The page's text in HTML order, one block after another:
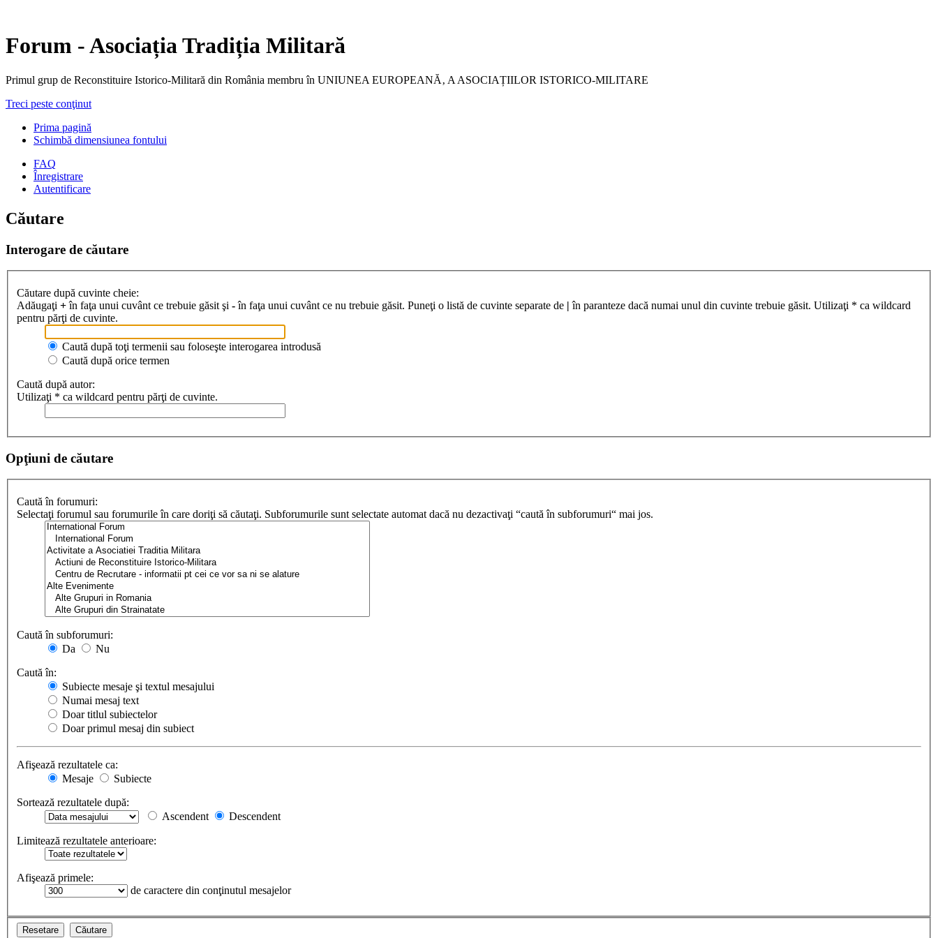
Forum - Asociația Tradiția Militară
Primul grup de Reconstituire Istorico-Militară din România membru în UNIUNEA EUROPEANĂ‚ A ASOCIAȚIILOR ISTORICO-MILITARE
Treci peste conţinut
Prima pagină
Schimbă dimensiunea fontului
FAQ
Înregistrare
Autentificare
Căutare
Interogare de căutare
Căutare după cuvinte cheie:
Adăugaţi +în faţa unui cuvânt ce trebuie găsit şi -în faţa unui cuvânt ce nu trebuie găsit. Puneţi o listă de cuvinte separate de | în paranteze dacă numai unul din cuvinte trebuie găsit. Utilizaţi * ca wildcard
pentru părţi de cuvinte.
Caută după toţi termenii sau foloseşte interogarea introdusă
Caută după orice termen
Caută după autor:
Utilizaţi * ca wildcard pentru părţi de cuvinte.
Opţiuni de căutare
Caută în forumuri:
Selectaţi forumul sau forumurile în care doriţi să căutaţi. Subforumurile sunt selectate automat dacă nu dezactivaţi “caută în subforumuri“ mai jos.
Caută în subforumuri:
Da
Nu
Caută în:
Subiecte mesaje şi textul mesajului
Numai mesaj text
Doar titlul subiectelor
Doar primul mesaj din subiect
Afişează rezultatele ca:
Mesaje
Subiecte
Sortează rezultatele după:
Ascendent
Descendent
Limitează rezultatele anterioare:
Afişează primele:
de caractere din conţinutul mesajelor